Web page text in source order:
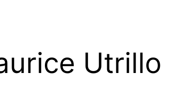
Utrillo